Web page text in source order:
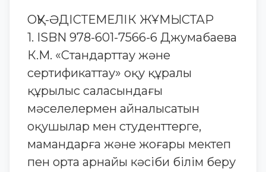
ОҚУ-ӘДІСТЕМЕЛІК ЖҰМЫСТАР
1. ISBN 978-601-7566-6 Джумабаева
К.М. «Стандарттау және
сертификаттау» оқу құралы
құрылыс саласындағы
мәселелермен айналысатын
оқушылар мен студенттерге,
мамандарға және жоғары мектеп
пен орта арнайы кәсіби білім беру